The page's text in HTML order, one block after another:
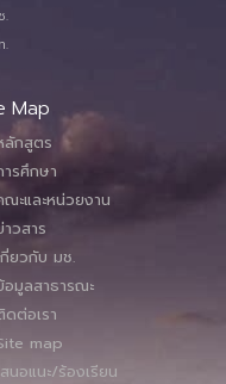
.
.
Map
กสูตร
ารศึกษา
ะและหน่วยงาน
าวสาร
กี่ยวกับ มช.
อมูลสาธารณะ
ดต่อเรา
map
สนอแนะ/ร้องเรียน